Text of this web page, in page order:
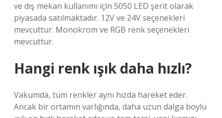
ve dış mekan kullanımı için 5050 LED şerit olarak
piyasada satılmaktadır. 12V ve 24V seçenekleri
mevcuttur. Monokrom ve RGB renk seçenekleri
mevcuttur.
Hangi renk ışık daha hızlı?
Vakumda, tüm renkler aynı hızda hareket eder.
Ancak bir ortamın varlığında, daha uzun dalga boylu